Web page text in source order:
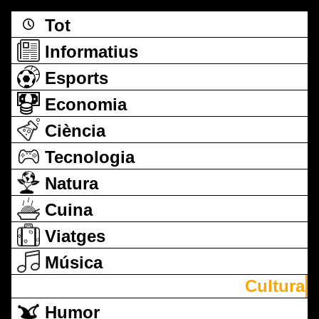
Tot
Informatius
Esports
Economia
Ciència
Tecnologia
Natura
Cuina
Viatges
Música
Cultura
Humor